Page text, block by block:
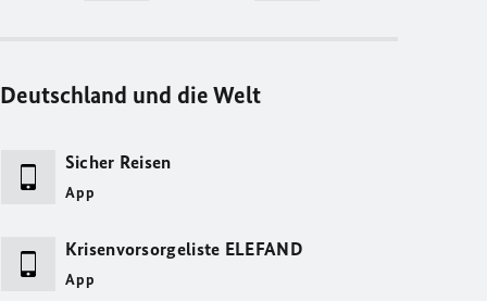
Deutschland und die Welt
Sicher Reisen
App
Krisenvorsorgeliste ELEFAND
App